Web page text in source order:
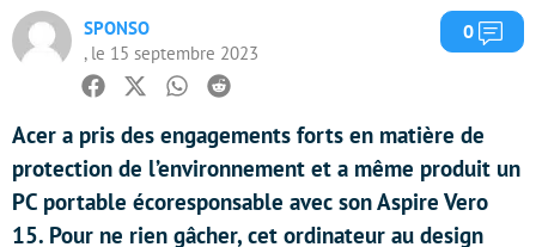
SPONSO
, le 15 septembre 2023
0
Facebook
TwitterWhatsapp
Reddit
Acer a pris des engagements forts en matière de
protection de l’environnement et a même produit un
PC portable écoresponsable avec son Aspire Vero
15. Pour ne rien gâcher, cet ordinateur au design